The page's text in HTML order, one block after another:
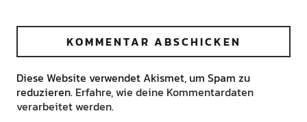
Diese Website verwendet Akismet, um Spam zu
reduzieren. Erfahre, wie deine Kommentardaten
verarbeitet werden.